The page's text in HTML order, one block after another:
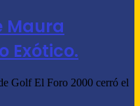
Maura
Exótico.
Golf El Foro 2000 cerró el